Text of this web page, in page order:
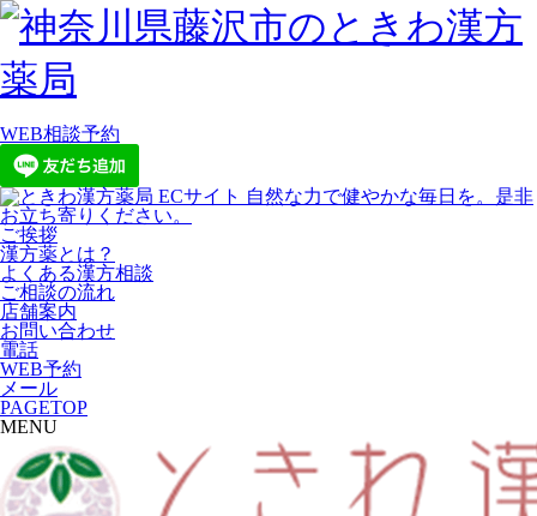
WEB相談予約
ご挨拶
漢方薬とは？
よくある漢方相談
ご相談の流れ
店舗案内
お問い合わせ
電話
WEB予約
メール
PAGETOP
MENU